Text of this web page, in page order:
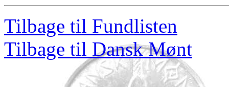
Tilbage til Fundlisten
Tilbage til Dansk Mønt